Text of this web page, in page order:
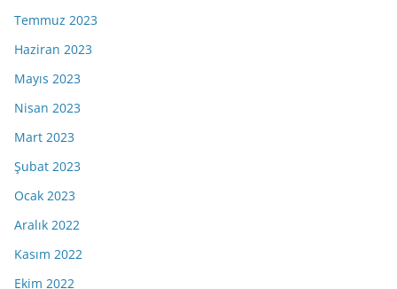
Temmuz 2023
Haziran 2023
Mayıs 2023
Nisan 2023
Mart 2023
Şubat 2023
Ocak 2023
Aralık 2022
Kasım 2022
Ekim 2022